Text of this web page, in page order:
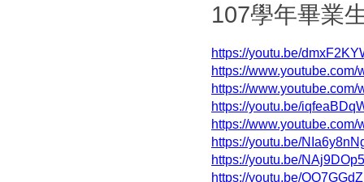
107學年畢業
https://youtu.be/
https://
https://
https://youtu.be/
https://
https://youtu.be/
https://youtu.be/
https://youtu.be/